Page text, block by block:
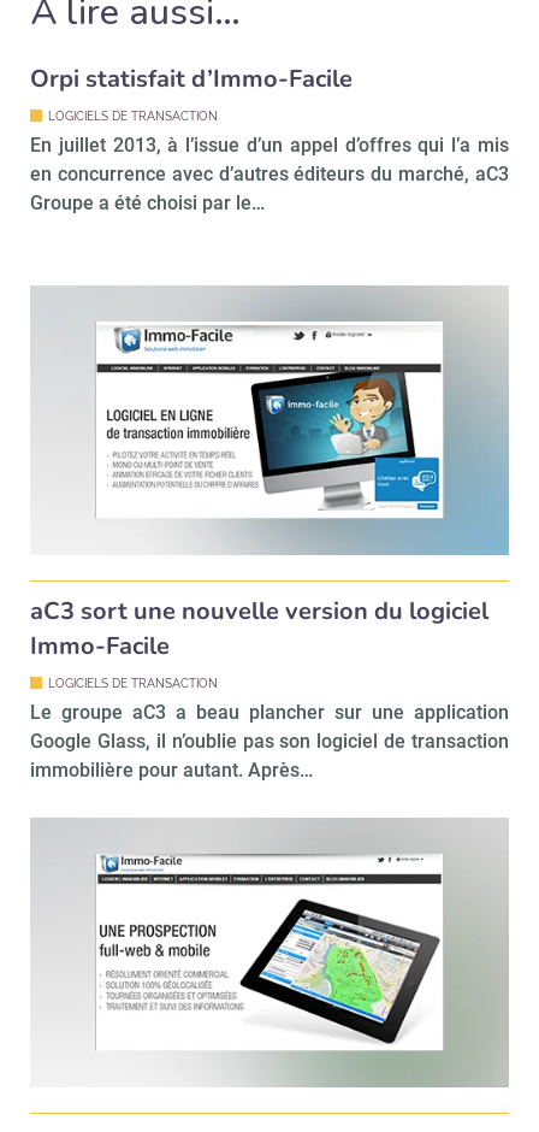
À lire aussi…
Orpi statisfait d’Immo-Facile
LOGICIELS DE TRANSACTION
En juillet 2013, à l’issue d’un appel d’offres qui l’a mis
en concurrence avec d’autres éditeurs du marché, aC3
Groupe a été choisi par le…
aC3 sort une nouvelle version du logiciel
Immo-Facile
LOGICIELS DE TRANSACTION
Le groupe aC3 a beau plancher sur une application
Google Glass, il n’oublie pas son logiciel de transaction
immobilière pour autant. Après…
Non merci, je reçois déjà
Je déciderai plus